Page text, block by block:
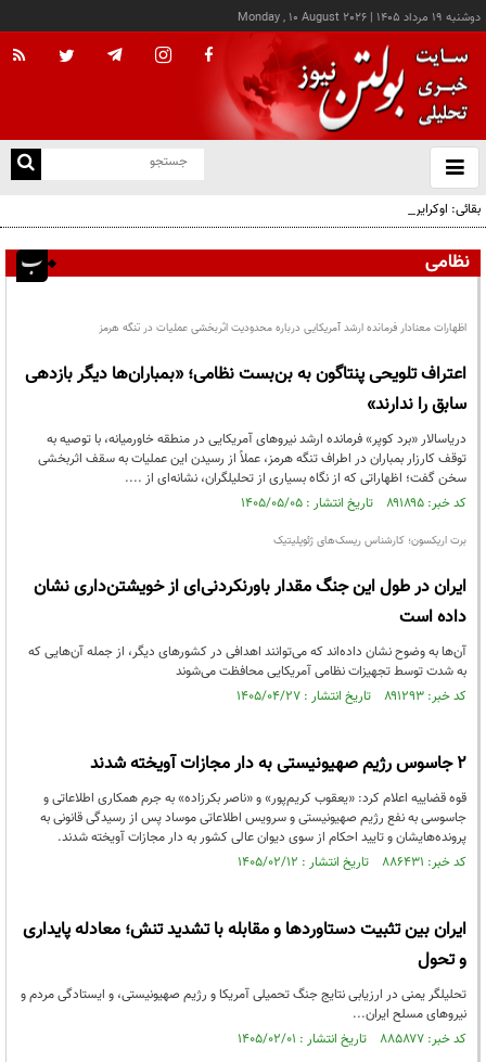
دوشنبه ۱۹ مرداد ۱۴۰۵ |
Monday , 10 August 2026
باز
و
بقائی: اوکراین جبران نکند، جبران می‌کنیم
نظامی
اظهارات معنادار فرمانده ارشد آمریکایی درباره محدودیت اثربخشی عملیات در تنگه هرمز
اعتراف تلویحی پنتاگون به بن‌بست نظامی؛ «بمباران‌ها دیگر بازدهی
سابق را ندارند»
دریاسالار «برد کوپر» فرمانده ارشد نیروهای آمریکایی در منطقه خاورمیانه، با توصیه به
توقف کارزار بمباران در اطراف تنگه هرمز، عملاً از رسیدن این عملیات به سقف اثربخشی
سخن گفت؛ اظهاراتی که از نگاه بسیاری از تحلیلگران، نشانه‌ای از ....
کد خبر: ۸۹۱۸۹۵ تاریخ انتشار : ۱۴۰۵/۰۵/۰۵
برت اریکسون؛ کارشناس ریسک‌های ژئوپلیتیک
ایران در طول این جنگ مقدار باورنکردنی‌ای از خویشتن‌داری نشان
داده است
آن‌ها به وضوح نشان داده‌اند که می‌توانند اهدافی در کشورهای دیگر، از جمله آن‌هایی که
به شدت توسط تجهیزات نظامی آمریکایی محافظت می‌شوند
کد خبر: ۸۹۱۲۹۳ تاریخ انتشار : ۱۴۰۵/۰۴/۲۷
۲ جاسوس رژیم صهیونیستی به دار مجازات آویخته شدند
قوه قضاییه اعلام کرد: «یعقوب کریم‌پور» و «ناصر بکرزاده» به جرم همکاری اطلاعاتی و
جاسوسی به نفع رژیم صهیونیستی و سرویس اطلاعاتی موساد پس از رسیدگی قانونی به
پرونده‌هایشان و تایید احکام از سوی دیوان عالی کشور به دار مجازات آویخته شدند.
کد خبر: ۸۸۶۴۳۱ تاریخ انتشار : ۱۴۰۵/۰۲/۱۲
ایران بین تثبیت دستاوردها و مقابله با تشدید تنش؛ معادله پایداری
و تحول
تحلیلگر یمنی در ارزیابی نتایج جنگ تحمیلی آمریکا و رژیم صهیونیستی، و ایستادگی مردم و
نیروهای مسلح ایران...
کد خبر: ۸۸۵۸۷۷ تاریخ انتشار : ۱۴۰۵/۰۲/۰۱